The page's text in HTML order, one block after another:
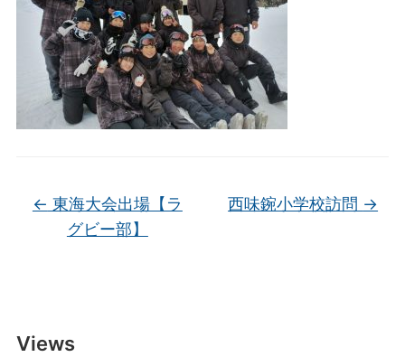
← 東海大会出場【ラ
グビー部】
西味鋺小学校訪問 →
Views